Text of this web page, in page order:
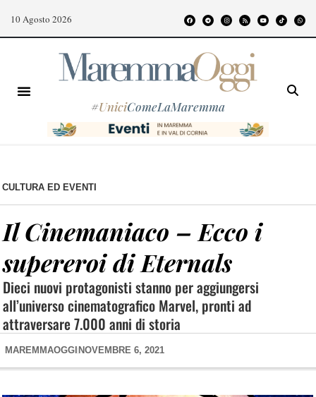
10 Agosto 2026
#UniciComeLaMaremma
CULTURA ED EVENTI
Il Cinemaniaco – Ecco i
supereroi di Eternals
Dieci nuovi protagonisti stanno per aggiungersi
all’universo cinematografico Marvel, pronti ad
attraversare 7.000 anni di storia
MAREMMAOGGI NOVEMBRE 6, 2021